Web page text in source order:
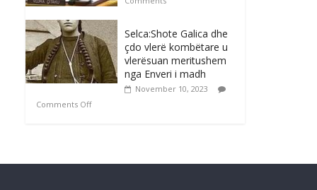
Selca:Shote Galica dhe
çdo vlerë kombëtare u
vlerësuan meritushem
nga Enveri i madh
November 10, 2023
Comments Off